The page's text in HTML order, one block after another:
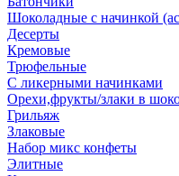
Шоколадные с начинкой
Десерты
Кремовые
Трюфельные
С ликерными начинками
Орехи,фрукты/злаки в
Грильяж
Злаковые
Набор микс конфеты
Элитные